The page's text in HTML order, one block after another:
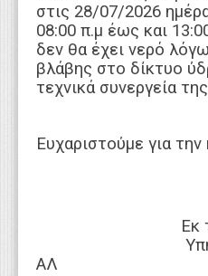
στις 28/07/2026
08:00 π.μ έως και
δεν θα έχει νερό
βλάβης στο δίκτυο
τεχνικά συνεργεία
Ευχαριστούμε για
Εκ της
ΑΛ